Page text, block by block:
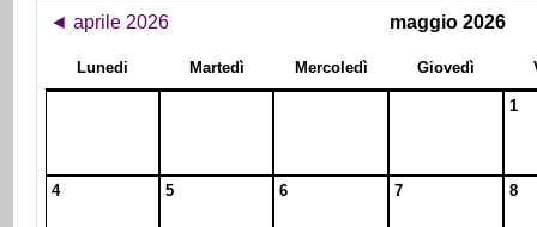
◄ aprile 2026 maggio 2026
Lunedi Martedì Mercoledì Giovedì
1
4 5 6 7 8